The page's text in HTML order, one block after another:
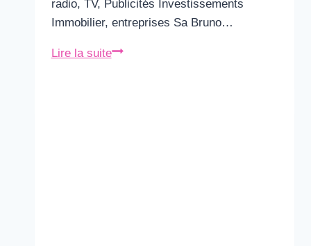
radio, TV, Publicités Investissements
Immobilier, entreprises Sa Bruno…
Lire la suiteBruno